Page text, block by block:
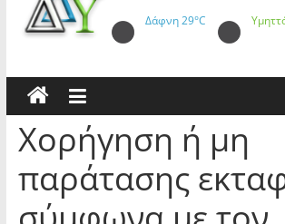
Δάφνη29°C
Χορήγηση ή μη
παράτασης